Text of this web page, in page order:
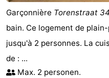
Garçonnière Torenstraat
bain. Ce logement de
jusqu'à 2 personnes. La
de : ...
Max. 2 personen.